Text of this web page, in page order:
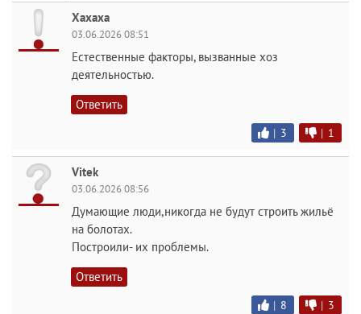
Хахаха
03.06.2026 08:51
Естественные факторы, вызванные хоз
деятельностью.
Ответить
| 3 | 1
Vitek
03.06.2026 08:56
Думающие люди,никогда не будут строить жильё
на болотах.
Построили- их проблемы.
Ответить
| 8 | 3